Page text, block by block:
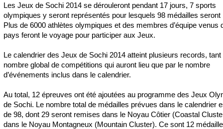
Les Jeux de Sochi 2014 se dérouleront pendant 17 jours, 7 sports
olympiques y seront représentés pour lesquels 98 médailles
Plus de 6000 athlètes olympiques et des membres d’équipe venus
pays feront le voyage pour participer aux Jeux.
Le calendrier des Jeux de Sochi 2014 atteint plusieurs records, tant
nombre global de compétitions qui auront lieu que par le nombre
d’événements inclus dans le calendrier.
Au total, 12 épreuves ont été ajoutées au programme des Jeux
de Sochi. Le nombre total de médailles prévues dans le calendrier
de 98, dont 29 seront remises dans le Noyau Côtier (Coastal
dans le Noyau Montagneux (Mountain Cluster). Ce sont 12